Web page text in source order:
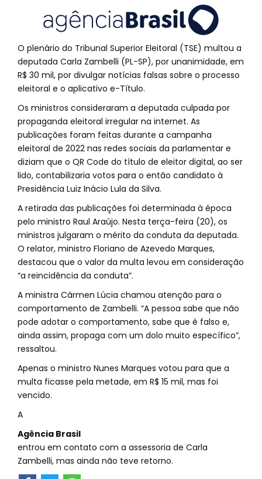
O plenário do Tribunal Superior Eleitoral (TSE) multou a
deputada Carla Zambelli (PL-SP), por unanimidade, em
R$ 30 mil, por divulgar notícias falsas sobre o processo
eleitoral e o aplicativo e-Título.
Os ministros consideraram a deputada culpada por
propaganda eleitoral irregular na internet. As
publicações foram feitas durante a campanha
eleitoral de 2022 nas redes sociais da parlamentar e
diziam que o QR Code do título de eleitor digital, ao ser
lido, contabilizaria votos para o então candidato à
Presidência Luiz Inácio Lula da Silva.
A retirada das publicações foi determinada à época
pelo ministro Raul Araújo. Nesta terça-feira (20), os
ministros julgaram o mérito da conduta da deputada.
O relator, ministro Floriano de Azevedo Marques,
destacou que o valor da multa levou em consideração
“a reincidência da conduta”.
A ministra Cármen Lúcia chamou atenção para o
comportamento de Zambelli. “A pessoa sabe que não
pode adotar o comportamento, sabe que é falso e,
ainda assim, propaga com um dolo muito específico”,
ressaltou.
Apenas o ministro Nunes Marques votou para que a
multa ficasse pela metade, em R$ 15 mil, mas foi
vencido.
A
Agência Brasil
entrou em contato com a assessoria de Carla
Zambelli, mas ainda não teve retorno.